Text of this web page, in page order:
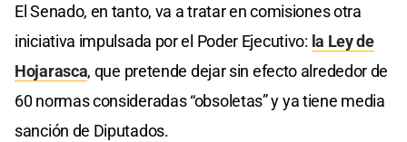
El Senado, en tanto, va a tratar en comisiones otra
iniciativa impulsada por el Poder Ejecutivo: la Ley de
Hojarasca, que pretende dejar sin efecto alrededor de
60 normas consideradas “obsoletas” y ya tiene media
sanción de Diputados.